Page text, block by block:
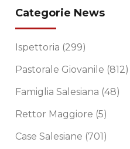
Categorie News
Ispettoria (299)
Pastorale Giovanile (812)
Famiglia Salesiana (48)
Rettor Maggiore (5)
Case Salesiane (701)